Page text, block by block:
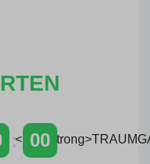
00